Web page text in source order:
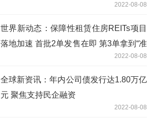
2022-08-08
世界新动态：保障性租赁住房REITs项目
落地加速 首批2单发售在即 第3单拿到“准
2022-08-08
全球新资讯：年内公司债发行达1.80万亿
元 聚焦支持民企融资
2022-08-08